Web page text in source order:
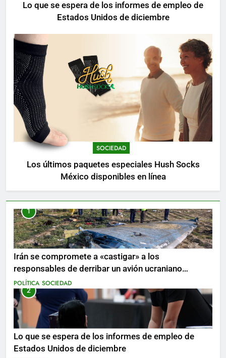
Lo que se espera de los informes de empleo de
Estados Unidos de diciembre
SOCIEDAD
Los últimos paquetes especiales Hush Socks
México disponibles en línea
1
Irán se compromete a «castigar» a los
responsables de derribar un avión ucraniano
mientras se realizan arrestos
POLÍTICA SOCIEDAD
2
Lo que se espera de los informes de empleo de
Estados Unidos de diciembre